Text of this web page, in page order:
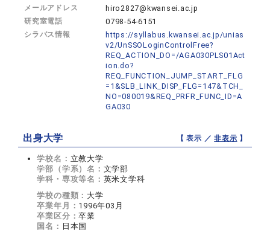
メールアドレス hiro2827@kwansei.ac.jp
研究室電話 0798-54-6151
シラバス情報
https://syllabus.kwansei.ac.jp/unias
v2/UnSSOLoginControlFree?
REQ_ACTION_DO=/AGA030PLS01Act
ion.do?
REQ_FUNCTION_JUMP_START_FLG
=1&SLB_LINK_DISP_FLG=147&TCH_
NO=080019&REQ_PRFR_FUNC_ID=A
GA030
出身大学 【 表示 ／非表示 】
学校名： 立教大学
学部（学系）名： 文学部
学科・専攻等名： 英米文学科
学校の種類： 大学
卒業年月： 1996年03月
卒業区分：卒業
国名： 日本国